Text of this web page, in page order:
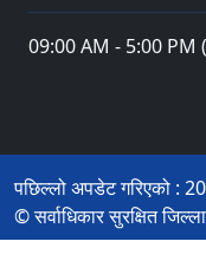
09:00 AM - 5:00
पछिल्लो अपडेट गरिएको :
© सर्वाधिकार सुरक्षित